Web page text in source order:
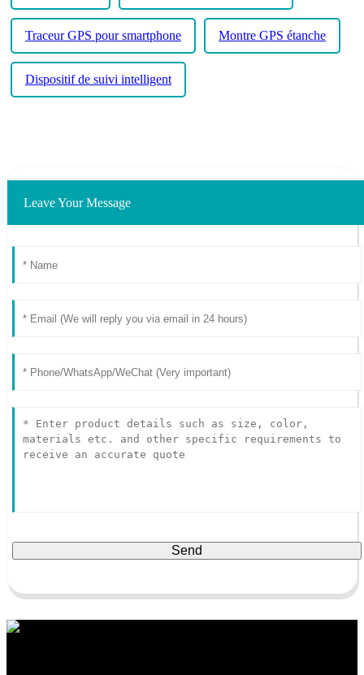
Traceur GPS pour smartphone Montre GPS étanche
Dispositif de suivi intelligent
Leave Your Message
Send